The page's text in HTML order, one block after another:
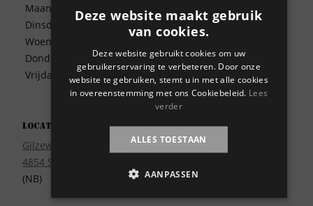
Maandag
Dinsdag
Woensdag
Donderdag
Vrijdag
09:30 – 17:00
09:30 – 17:00
09:30 – 17:00
09:30 – 17:00
Locatie
Gilzeweg 17
4854 SE Bavel
(NB)
Betaalwijze
Bezorgen
Contact
Disclaimer
Garantie
Meest gestelde vragen
Wie zijn wij?
Deze website maakt gebruik
van cookies.
Deze website gebruikt cookies om uw
gebruikerservaring te verbeteren. Door onze
website te gebruiken, stemt u in met alle cookies
in overeenstemming met ons Cookiebeleid. Lees
verder
ALLES TOESTAAN
AANPASSEN